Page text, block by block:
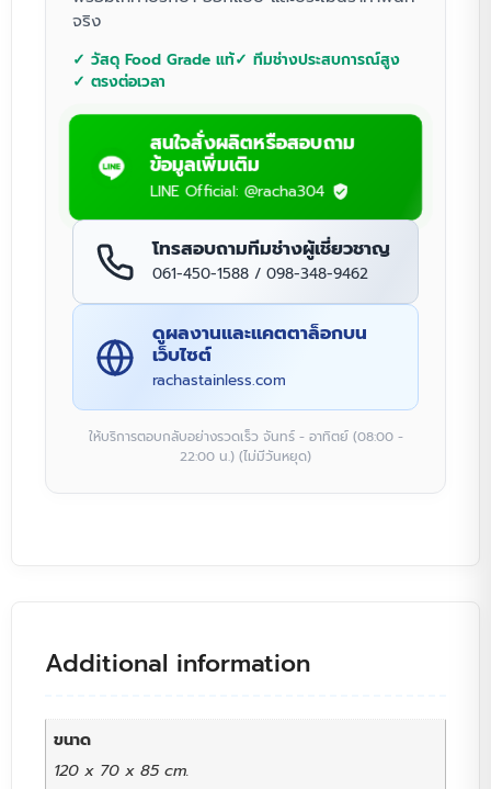
จริง
✓ วัสดุ Food Grade แท้✓ ทีมช่างประสบการณ์สูง
✓ ตรงต่อเวลา
สนใจสั่งผลิตหรือสอบถาม
ข้อมูลเพิ่มเติม
LINE Official: @racha304
โทรสอบถามทีมช่างผู้เชี่ยวชาญ
061-450-1588 / 098-348-9462
ดูผลงานและแคตตาล็อกบน
เว็บไซต์
rachastainless.com
ให้บริการตอบกลับอย่างรวดเร็ว จันทร์ - อาทิตย์ (08:00 -
22:00 น.) (ไม่มีวันหยุด)
Additional information
ขนาด
120 x 70 x 85 cm.